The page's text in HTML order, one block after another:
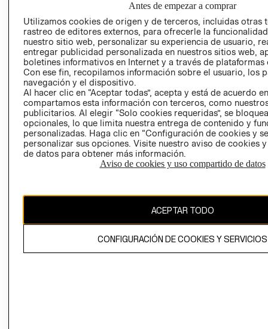
TRANSPARENCIA
Y ÉTICA (INGLÉS)
COMERCIO - SIC
PETICIONES
QUEJAS Y
RECLAMOS
Colombia ($)
CAMBIAR REGIÓN
propiedad de H&M Hennes & Mauritz AB.
Antes de empezar a comprar
Utilizamos cookies de origen y de terceros, incluidas otras
rastreo de editores externos, para ofrecerle la
nuestro sitio web, personalizar su experiencia de usuario,
entregar publicidad personalizada en nuestros sitios web,
boletines informativos en Internet y a través de plataformas
Con ese fin, recopilamos información sobre el usuario, los
navegación y el dispositivo.
Al hacer clic en “Aceptar todas”, acepta y está de acuerdo
compartamos esta información con terceros, como
publicitarios. Al elegir “Solo cookies requeridas”, se
opcionales, lo que limita nuestra entrega de contenido y
personalizadas. Haga clic en “Configuración de cookies y
personalizar sus opciones. Visite nuestro aviso de cookies
de datos para obtener más información.
Aviso de cookies y uso compartido de datos
ACEPTAR TODO
CONFIGURACIÓN DE COOKIES Y SERVICIOS